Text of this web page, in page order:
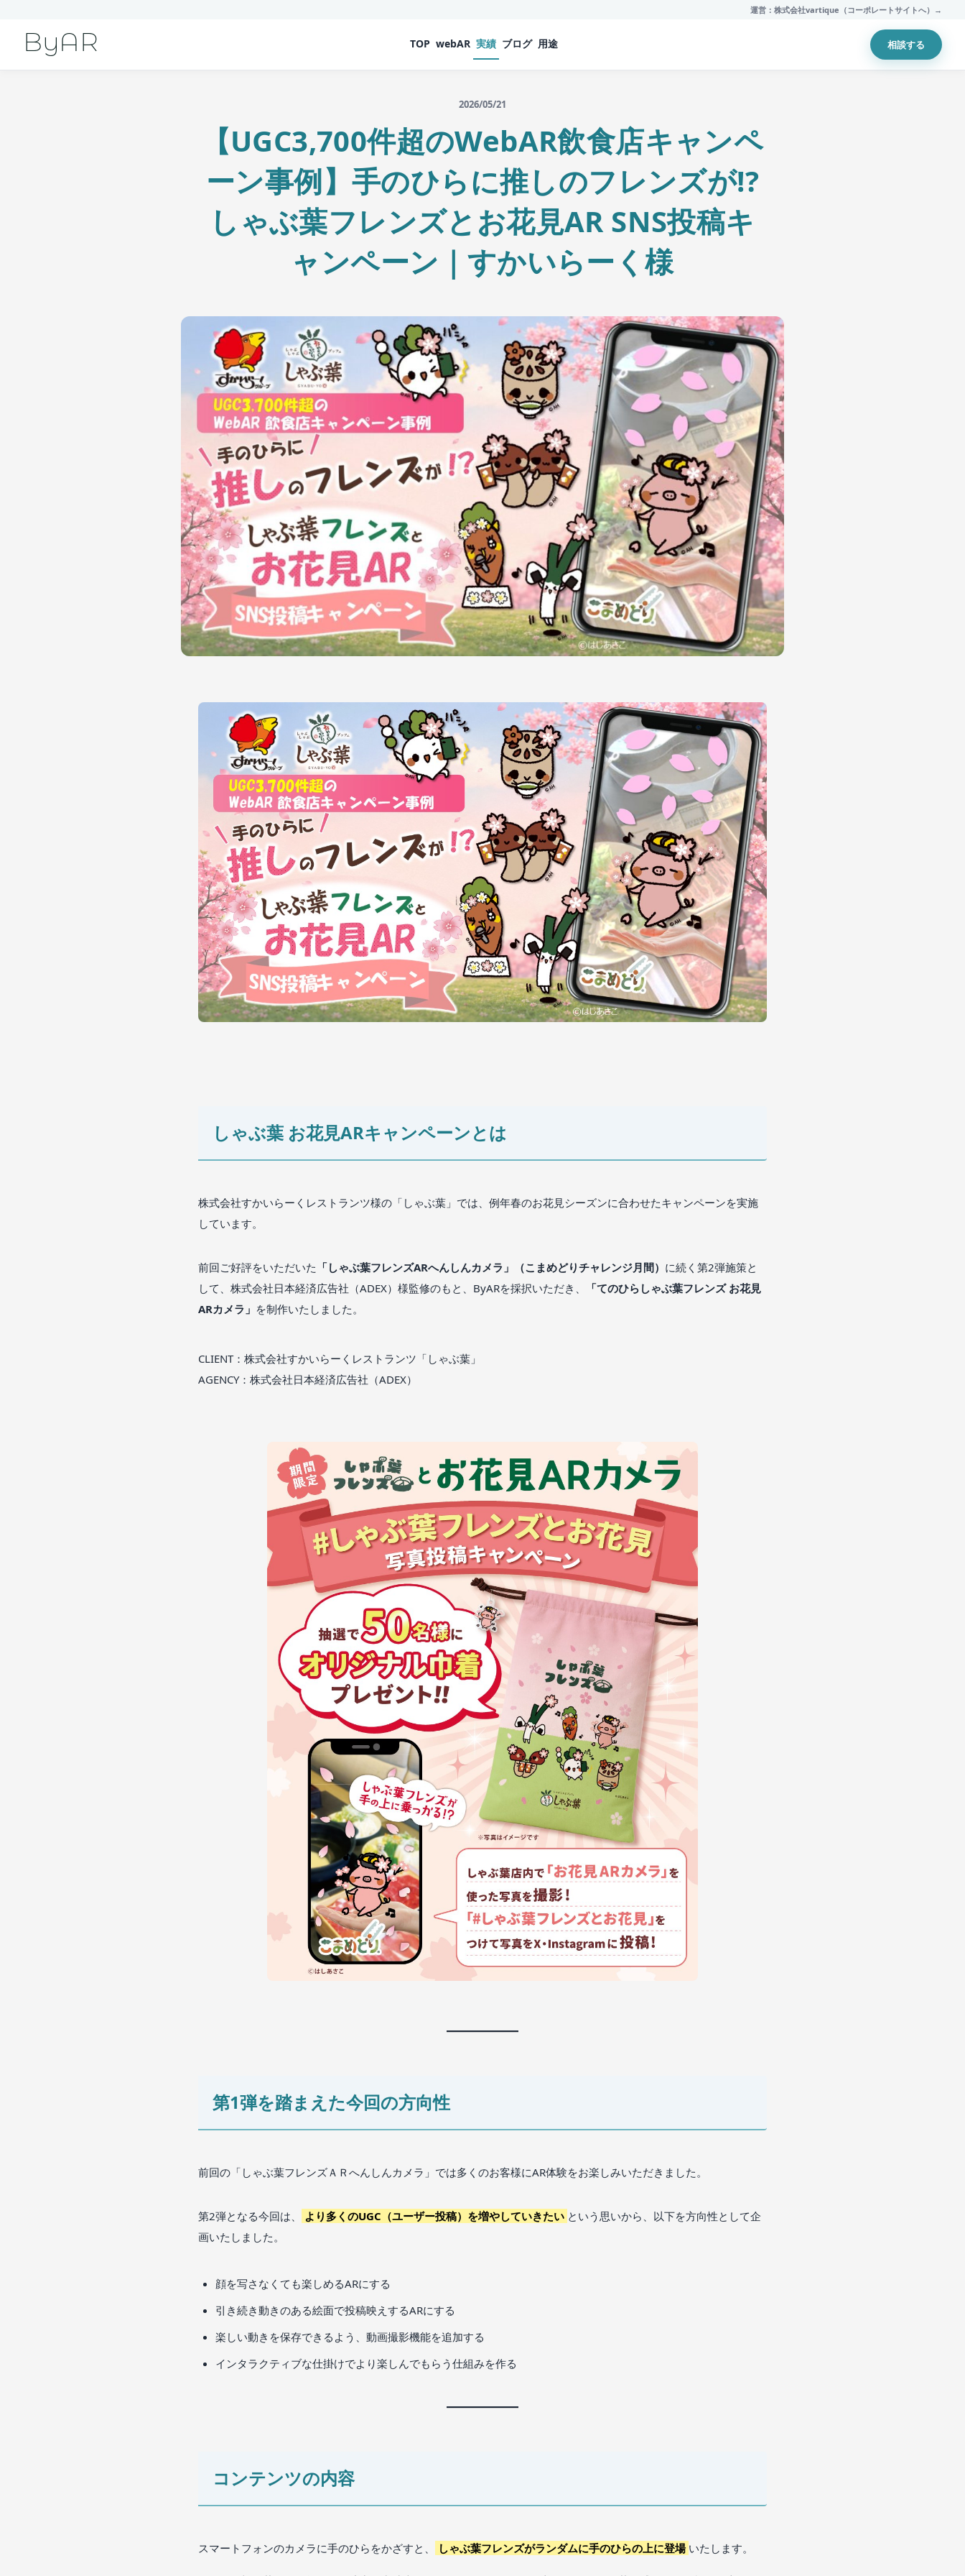
運営：株式会社vartique（コーポレートサイトへ）→
ByAR TOP webAR 実績 ブログ 用途 相談する
2026/05/21
【UGC3,700件超のWebAR飲食店キャンペ
ーン事例】手のひらに推しのフレンズが!?
しゃぶ葉フレンズとお花見AR SNS投稿キ
ャンペーン｜すかいらーく様
しゃぶ葉 お花見ARキャンペーンとは
株式会社すかいらーくレストランツ様の「しゃぶ葉」では、例年春のお花見シーズンに合わせたキャンペーンを実施
しています。
前回ご好評をいただいた 「しゃぶ葉フレンズARへんしんカメラ」（こまめどりチャレンジ月間） に続く第2弾施策と
して、株式会社日本経済広告社（ADEX）様監修のもと、ByARを採択いただき、
「てのひらしゃぶ葉フレンズ お花見
ARカメラ」 を制作いたしました。
CLIENT：株式会社すかいらーくレストランツ「しゃぶ葉」
AGENCY：株式会社日本経済広告社（ADEX）
第1弾を踏まえた今回の方向性
前回の「しゃぶ葉フレンズＡＲへんしんカメラ」では多くのお客様にAR体験をお楽しみいただきました。
第2弾となる今回は、 より多くのUGC（ユーザー投稿）を増やしていきたい という思いから、以下を方向性として企
画いたしました。
顔を写さなくても楽しめるARにする
引き続き動きのある絵面で投稿映えするARにする
楽しい動きを保存できるよう、動画撮影機能を追加する
インタラクティブな仕掛けでより楽しんでもらう仕組みを作る
コンテンツの内容
スマートフォンのカメラに手のひらをかざすと、 しゃぶ葉フレンズがランダムに手のひらの上に登場 いたします。